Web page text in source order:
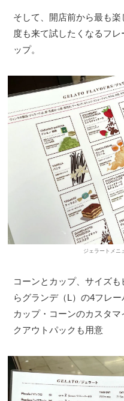
そして、開店前から最も
度も来て試したくなるフ
ップ。
ジェラートメニ
コーンとカップ、サイズ
らグランデ（L）の4フレ
カップ・コーンのカスタ
クアウトパックも用意